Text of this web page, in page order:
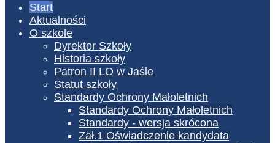
Start
Aktualności
O szkole
Dyrektor Szkoły
Historia szkoły
Patron II LO w Jaśle
Statut szkoły
Standardy Ochrony Małoletnich
Standardy Ochrony Małoletnich
Standardy - wersja skrócona
Zał.1 Oświadczenie kandydata